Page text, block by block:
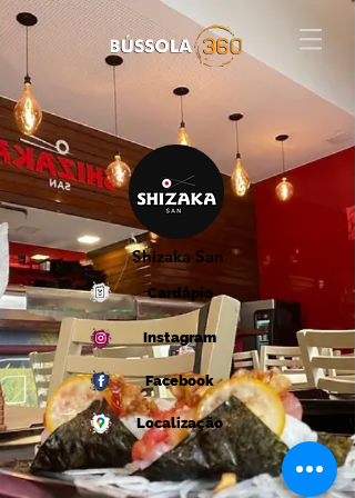
Shizaka San
Cardápio
Instagram
Facebook
Localização